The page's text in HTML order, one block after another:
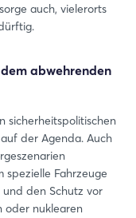
auch, vielerorts
abwehrenden
sicherheitspolitischen
der Agenda. Auch
spezielle Fahrzeuge
den Schutz vor
oder nuklearen